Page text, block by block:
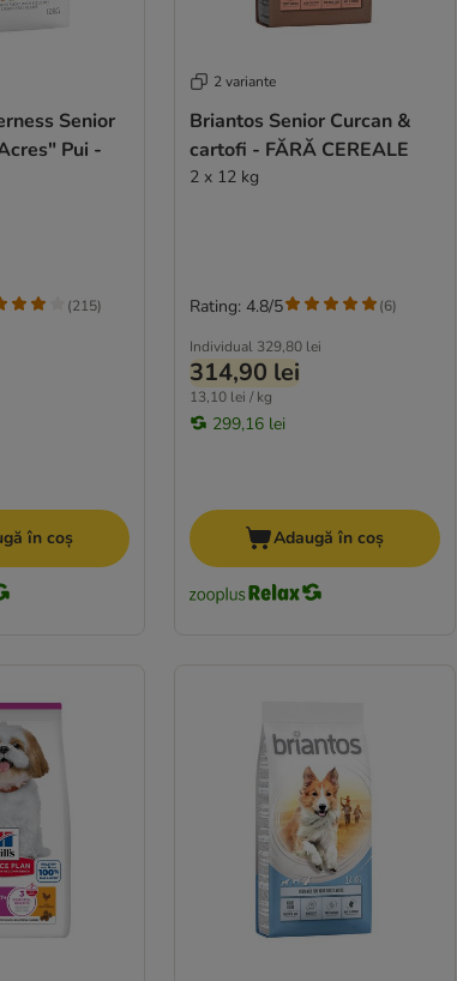
Senior
Pui -
(215)
în coș
2 variante
Briantos Senior Curcan &
cartofi - FĂRĂ CEREALE
2 x 12 kg
Individual 329,80 lei
314,90 lei
13,10 lei / kg
299,16 lei
Rating: 4.8/5 (6)
Adaugă în coș